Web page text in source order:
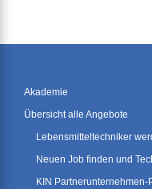
Akademie
Übersicht alle Angebote
Lebensmitteltechniker
Neuen Job finden und
KIN